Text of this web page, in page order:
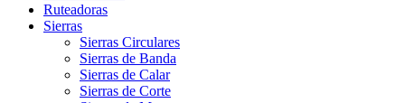
Ruteadoras
Sierras
Sierras Circulares
Sierras de Banda
Sierras de Calar
Sierras de Corte